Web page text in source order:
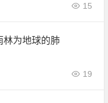
15
林为地球的肺
19